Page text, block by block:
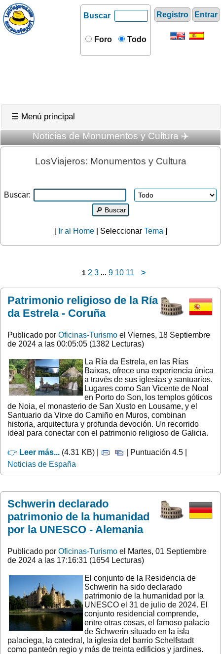
Registro Entrar
Buscar
Foro Todo
☰ Menú principal
Noticias de Monumentos y Cultura ✈️
LosViajeros: Monumentos y Cultura
Buscar:
[ Ir al Home| SeleccionarTema ]
1 2 3 ... 9 10 11 >
Patrimonio religioso de la Ría
da Estrela - Coruña
Publicado por Oficinas-Turismo el Viernes, 18 Septiembre
de 2024 a las 00:05:05 (1382 Lecturas)
La Ría da Estrela, en las Rías
Baixas, ofrece una experiencia única
a través de sus iglesias y santuarios.
Lugares como San Vicente de Noal
en Porto do Son, los templos góticos
de Noia, el monasterio de San Xusto en Lousame, y el
Santuario da Virxe do Camiño en Muros, combinan
historia, arquitectura y profunda devoción. Un recorrido
ideal para conectar con el patrimonio religioso de Galicia.
👉 Leer más... (4.31 KB) |
| Puntuación 4.5 |
Noticias de España
Schwerin declarado
patrimonio de la humanidad
por la UNESCO - Alemania
Publicado por Oficinas-Turismo el Martes, 01 Septiembre
de 2024 a las 17:16:31 (1654 Lecturas)
El conjunto de la Residencia de
Schwerin ha sido declarado
patrimonio de la humanidad por la
UNESCO el 31 de julio de 2024. El
conjunto residencial comprende,
entre otras cosas, el famoso palacio
de Schwerin situado en la isla
palaciega, la catedral, la iglesia del barrio Schelfstadt
como panteón regio y más de treinta edificios y jardines.